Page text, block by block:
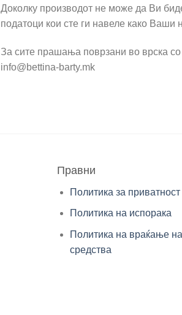
Доколку производот не може да Ви
податоци кои сте ги навеле како Ваши
За сите прашања поврзани во врска
info@bettina-barty.mk
Правни
Политика за приватност
Политика на испорака
Политика на враќање на
средства